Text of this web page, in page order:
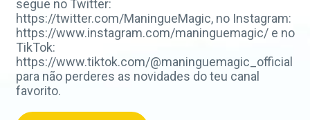
segue no Twitter:
https://twitter.com/ManingueMagic, no Instagram:
https://www.instagram.com/maninguemagic/ e no
TikTok:
https://www.tiktok.com/@maninguemagic_official
para não perderes as novidades do teu canal
favorito.